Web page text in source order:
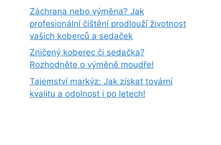
Záchrana nebo výměna? Jak
profesionální čištění prodlouží životnost
vašich koberců a sedaček
Zničený koberec či sedačka?
Rozhodněte o výměně moudře!
Tajemství markýz: Jak získat tovární
kvalitu a odolnost i po letech!